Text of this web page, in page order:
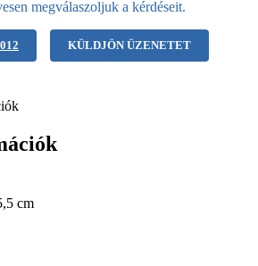
megválaszoljuk a kérdéseit.
KÜLDJÖN ÜZENETET
cm